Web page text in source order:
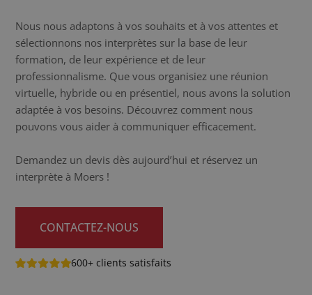
Nous nous adaptons à vos souhaits et à vos attentes et
sélectionnons nos interprètes sur la base de leur
formation, de leur expérience et de leur
professionnalisme. Que vous organisiez une réunion
virtuelle, hybride ou en présentiel, nous avons la solution
adaptée à vos besoins. Découvrez comment nous
pouvons vous aider à communiquer efficacement.
Demandez un devis dès aujourd’hui et réservez un
interprète à Moers !
CONTACTEZ-NOUS
600+ clients satisfaits